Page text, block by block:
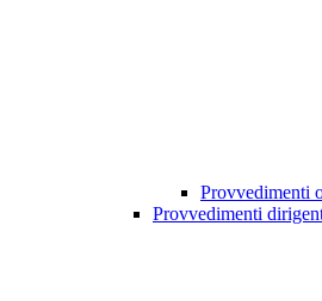
Provvedimenti
Provvedimenti